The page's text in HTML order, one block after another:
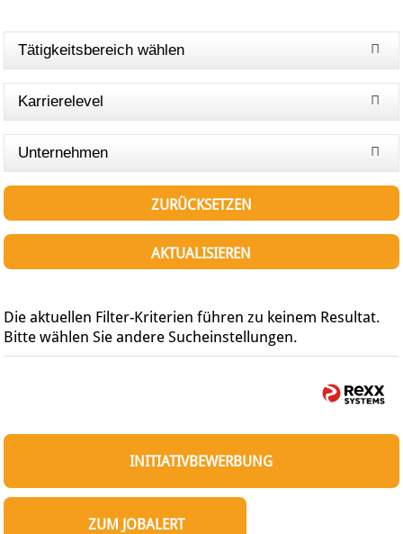
Tätigkeitsbereich wählen
Karrierelevel
Unternehmen
ZURÜCKSETZEN
AKTUALISIEREN
Die aktuellen Filter-Kriterien führen zu keinem Resultat.
Bitte wählen Sie andere Sucheinstellungen.
INITIATIVBEWERBUNG
ZUM JOBALERT